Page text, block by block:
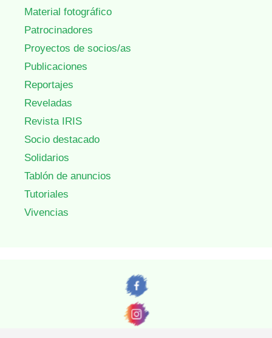
Material fotográfico
Patrocinadores
Proyectos de socios/as
Publicaciones
Reportajes
Reveladas
Revista IRIS
Socio destacado
Solidarios
Tablón de anuncios
Tutoriales
Vivencias